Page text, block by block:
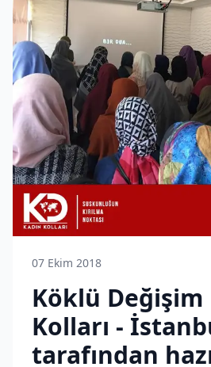
07 Ekim 2018
Köklü Değişim
Kolları -
tarafından